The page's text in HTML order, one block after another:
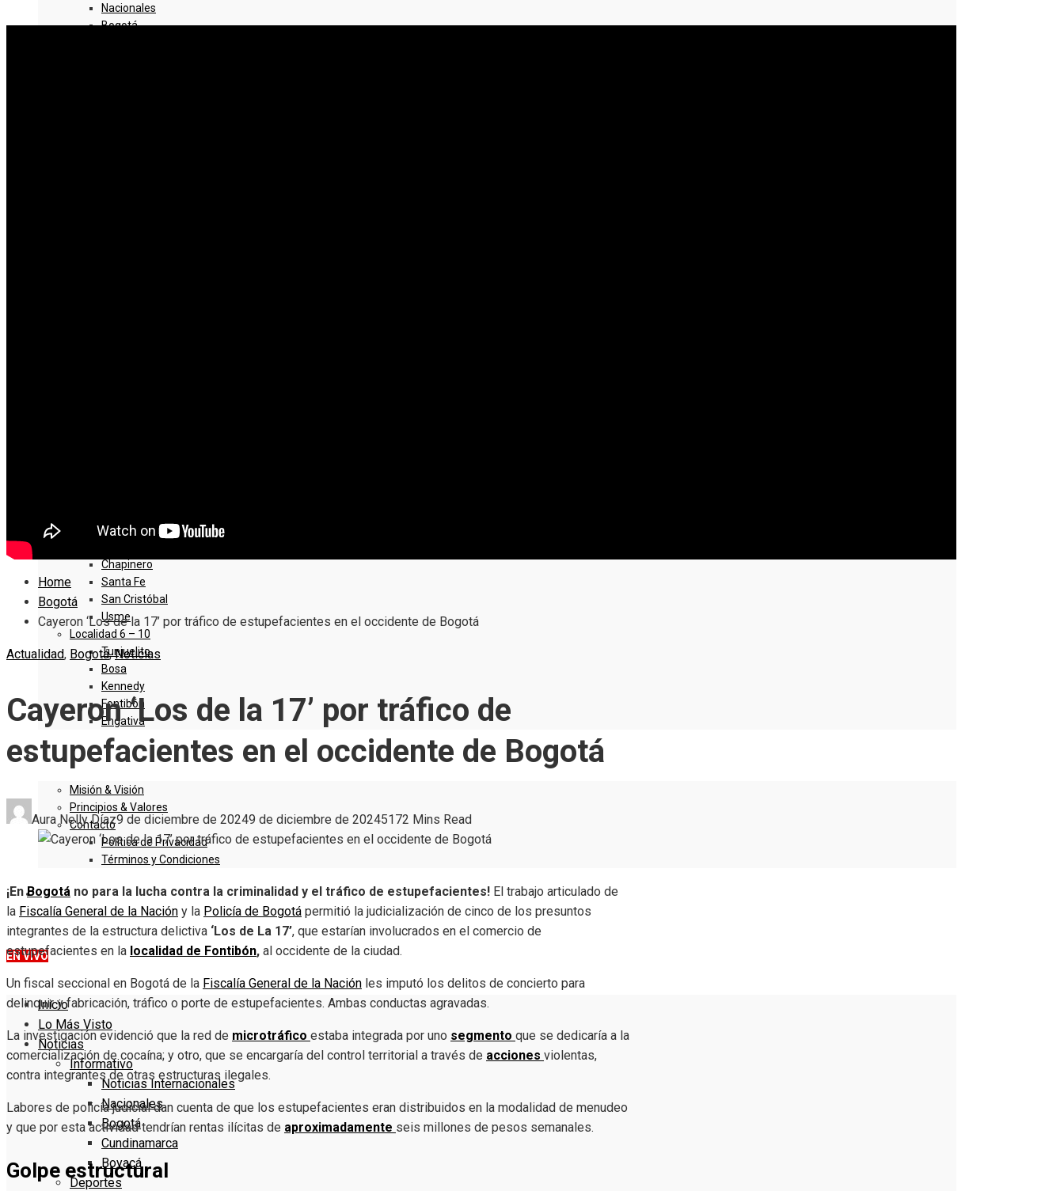
Nacionales
Bogotá
Localidad 1 – 5
Chapinero
Santa Fe
San Cristóbal
Usme
Localidad 6 – 10
Tunjuelito
Bosa
Kennedy
Fontibón
Engativa
QUIENES SOMOS
Misión & Visión
Principios & Valores
Contacto
Política de Privacidad
Términos y Condiciones
DENUNCIE
EN VIVO
Inicio
Lo Más Visto
Noticias
Informativo
Noticias Internacionales
Nacionales
Bogotá
Cundinamarca
Boyacá
Deportes
Home
Bogotá
Cayeron ‘Los de la 17’ por tráfico de estupefacientes en el occidente de Bogotá
Actualidad, Bogotá,Noticias
Cayeron ‘Los de la 17’ por tráfico de
estupefacientes en el occidente de Bogotá
Aura Nelly Díaz9 de diciembre de 20249 de diciembre de 20245172 Mins Read
¡EnBogotá no para la lucha contra la criminalidad y el tráfico de estupefacientes! El trabajo articulado de
la Fiscalía General de la Nación y la Policía de Bogotá permitió la judicialización de cinco de los presuntos
integrantes de la estructura delictiva ‘Los de La 17’, que estarían involucrados en el comercio de
estupefacientes en la localidad de Fontibón, al occidente de la ciudad.
Un fiscal seccional en Bogotá de la Fiscalía General de la Nación les imputó los delitos de concierto para
delinquir y fabricación, tráfico o porte de estupefacientes. Ambas conductas agravadas.
La investigación evidenció que la red de microtráfico estaba integrada por uno segmento que se dedicaría a la
comercialización de cocaína; y otro, que se encargaría del control territorial a través de acciones violentas,
contra integrantes de otras estructuras ilegales.
Labores de policía judicial dan cuenta de que los estupefacientes eran distribuidos en la modalidad de menudeo
y que por esta actividad tendrían rentas ilícitas de aproximadamente seis millones de pesos semanales.
Golpe estructural